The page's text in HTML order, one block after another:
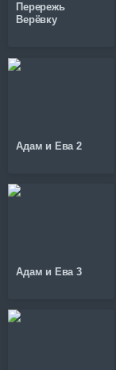
Перережь
Верёвку
Адам и Ева 2
Адам и Ева 3